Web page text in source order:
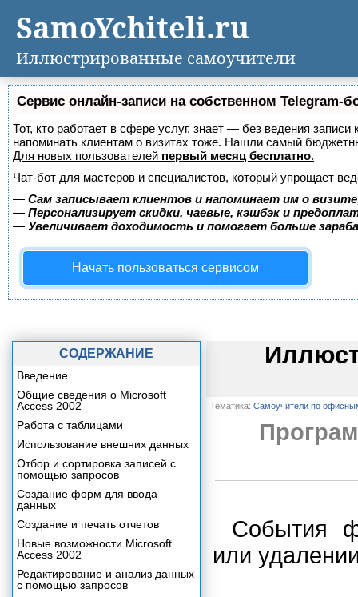
Сервис онлайн-записи на собственном Telegram-
Тот, кто работает в сфере услуг, знает — без ведения
напоминать клиентам о визитах тоже. Нашли самый
Для новых пользователей первый месяц бесплатно.
Чат-бот для мастеров и специалистов, который упрощает
— Сам записывает клиентов и напоминает им о
— Персонализирует скидки, чаевые, кэшбэк и
— Увеличивает доходимость и помогает больше
Начать пользоваться сервисом
Тематика: Самоучители по
События
или
СОДЕРЖАНИЕ
Введение
Общие сведения о Microsoft
Access 2002
Работа с таблицами
Использование внешних данных
Отбор и сортировка записей с
помощью запросов
Создание форм для ввода
данных
Создание и печать отчетов
Новые возможности Microsoft
Access 2002
Редактирование и анализ данных
с помощью запросов
SamoYchiteli.ru
Иллюстрированные самоучители